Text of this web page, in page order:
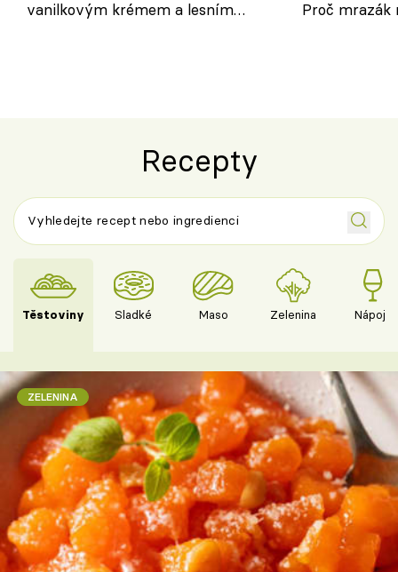
vanilkovým krémem a lesním
Proč
Recepty
Těstoviny Sladké Maso Zelenina Nápoje
ZELENINA